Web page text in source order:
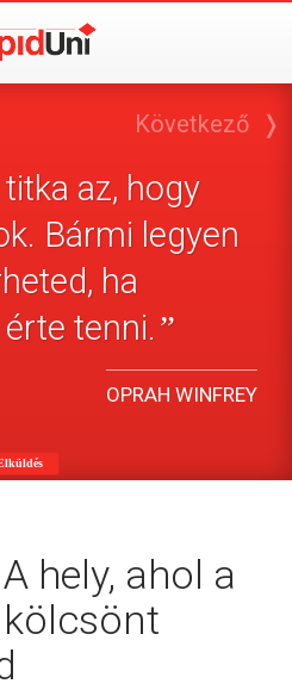
az, hogy
Bármi legyen
ha
tenni.”
OPRAH WINFREY
Következő ❭
A hely, ahol a
kölcsönt